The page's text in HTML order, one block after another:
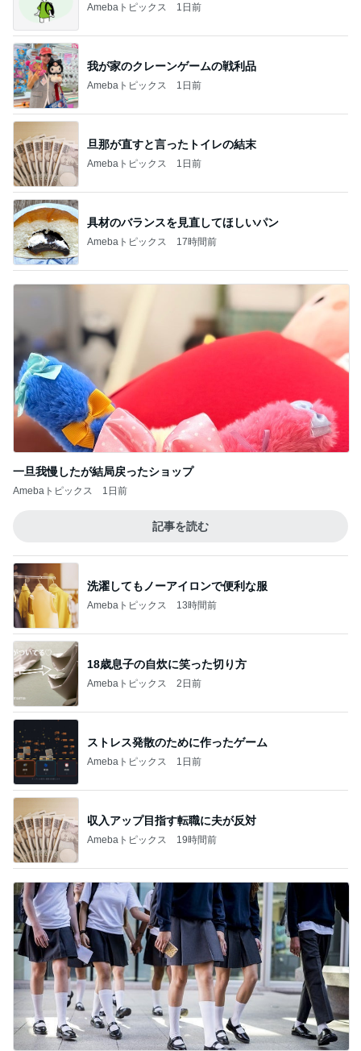
Amebaトピックス 1日前
我が家のクレーンゲームの戦利品
Amebaトピックス 1日前
旦那が直すと言ったトイレの結末
Amebaトピックス 1日前
具材のバランスを見直してほしいパン
Amebaトピックス 17時間前
一旦我慢したが結局戻ったショップ
Amebaトピックス 1日前
記事を読む
洗濯してもノーアイロンで便利な服
Amebaトピックス 13時間前
18歳息子の自炊に笑った切り方
Amebaトピックス 2日前
ストレス発散のために作ったゲーム
Amebaトピックス 1日前
収入アップ目指す転職に夫が反対
Amebaトピックス 19時間前